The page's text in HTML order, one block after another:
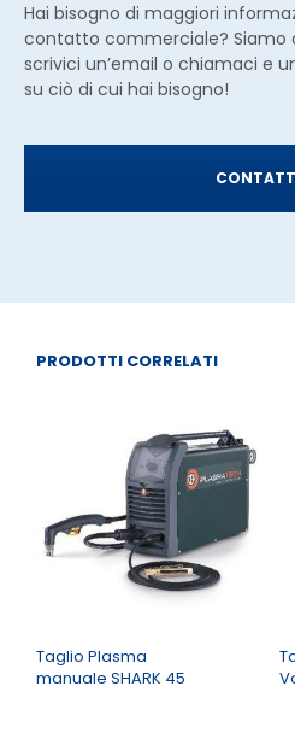
Hai bisogno di maggiori
contatto commerciale? Siamo
scrivici un’email o chiamaci e
su ciò di cui hai bisogno!
PRODOTTI CORRELATI
Taglio Plasma
manuale SHARK 45